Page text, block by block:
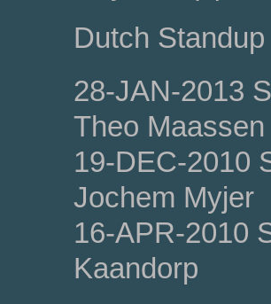
Dutch
28-JAN-2013
Theo Maassen
19-DEC-2010
Jochem Myjer
16-APR-2010
Kaandorp